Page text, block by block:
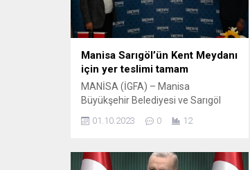
Manisa Sarıgöl’ün Kent Meydanı
için yer teslimi tamam
MANİSA (İGFA) – Manisa
Büyükşehir Belediyesi ve Sarıgöl
Belediyesi işbirliği ile ilçeye modern
bir kent meydanı kazandırılacak.
Belediye Başkanı Cengiz Ergün ve
01.10.2023 0 12